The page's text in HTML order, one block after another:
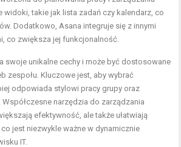
widoki, takie jak lista zadań czy kalendarz, co
Dodatkowo, Asana integruje się z innymi
co zwiększa jej funkcjonalność.
swoje unikalne cechy i może być dostosowane
zespołu. Kluczowe jest, aby wybrać
odpowiada stylowi pracy grupy oraz
narzędzia do zarządzania
efektywność, ale także ułatwiają
jest niezwykle ważne w dynamicznie
IT.